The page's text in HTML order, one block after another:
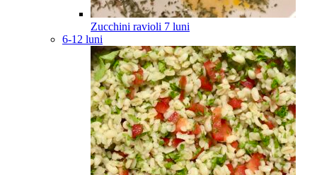
Zucchini ravioli 7 luni
6-12 luni